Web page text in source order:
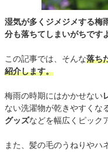
湿気が多くジメジメする梅
分も落ちてしまいがちです
この記事では、そんな落ち
紹介します。
梅雨の時期にはかかせない
ない洗濯物が乾きやすくな
グッズなどを幅広くピック
また、髪の毛のうねりやハ